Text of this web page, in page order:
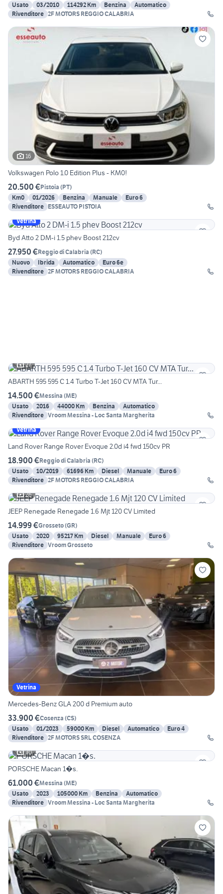
Usato 03/2010 114292 Km Benzina
Automatico
Rivenditore 2F MOTORS REGGIO CALABRIA
16
Volkswagen Polo 1.0 Edition Plus - KM0!
20.500 €Pistoia (PT)
Km0
01/2026 Benzina Manuale
Euro 6
Rivenditore ESSEAUTO PISTOIA
Vetrina
Byd Atto 2 DM-i 1.5 phev Boost 212cv
27.950 €Reggio di Calabria (RC)
Nuovo
Ibrida Automatico
Euro 6e
Rivenditore 2F MOTORS REGGIO CALABRIA
27
ABARTH 595 595 C 1.4 Turbo T-Jet 160 CV MTA Tur...
14.500 €Messina (ME)
Usato
2016 44000 Km Benzina
Automatico
Rivenditore Vroom Messina - Loc Santa Margherita
Vetrina
Land Rover Range Rover Evoque 2.0d i4 fwd 150cv PR
18.900 €Reggio di Calabria (RC)
Usato
10/2019 61696 Km Diesel Manuale
Euro 6
Rivenditore 2F MOTORS REGGIO CALABRIA
26
JEEP Renegade Renegade 1.6 Mjt 120 CV Limited
14.999 €Grosseto(GR)
Usato
2020 95217 Km Diesel Manuale
Euro 6
Rivenditore
Vroom Grosseto
Vetrina
Mercedes-Benz GLA 200 d Premium auto
33.900 €Cosenza (CS)
Usato
01/2023 59000 Km Diesel Automatico
Euro 4
Rivenditore 2F MOTORS SRL COSENZA
30
PORSCHE Macan 1�s.
61.000 €Messina (ME)
Usato
2023 105000 Km Benzina
Automatico
Rivenditore Vroom Messina - Loc Santa Margherita